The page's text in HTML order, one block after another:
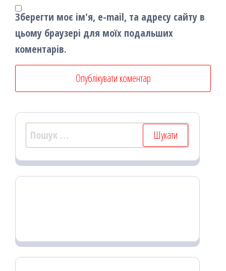
Зберегти моє ім'я, e-mail, та адресу сайту в
цьому браузері для моїх подальших
коментарів.
Пошук: